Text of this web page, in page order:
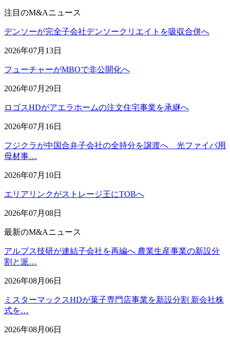
注目のM&Aニュース
デンソーが完全子会社デンソークリエイトを吸収合併へ
2026年07月13日
フューチャーがMBOで非公開化へ
2026年07月29日
ロゴスHDがアエラホームの注文住宅事業を承継へ
2026年07月16日
フジクラが中国合弁子会社の全持分を譲渡へ 光ファイバ用
母材事…
2026年07月10日
エリアリンクがストレージ王にTOBへ
2026年07月08日
最新のM&Aニュース
アルプス技研が連結子会社を再編へ 農業生産事業の新設分
割と派…
2026年08月06日
ミスターマックスHDが菓子専門店事業を新設分割 新会社株
式を…
2026年08月06日